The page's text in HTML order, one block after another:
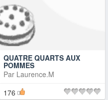
QUATRE QUARTS AUX
POMMES
Par Laurence.M
176